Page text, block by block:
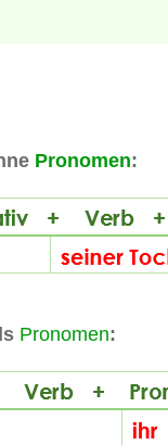
Pronomen:
Pronomen: